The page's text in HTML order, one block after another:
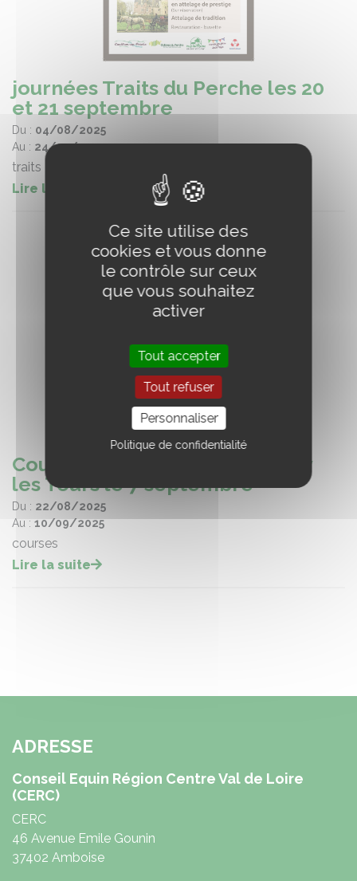
journées Traits du Perche les 20
et 21 septembre
Du : 04/08/2025
Au : 24/09/2025
traits
Lire la suite
Courses hippiques à Chambray
les Tours le 7 septembre
Du : 22/08/2025
Au : 10/09/2025
courses
Lire la suite
ADRESSE
Conseil Equin Région Centre Val de Loire
(CERC)
CERC
46 Avenue Emile Gounin
37402 Amboise
Ce site utilise des
cookies et vous donne
le contrôle sur ceux
que vous souhaitez
activer
Tout accepter
Tout refuser
Personnaliser
Politique de confidentialité